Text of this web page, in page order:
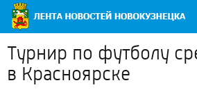
Турнир по футболу
в Красноярске